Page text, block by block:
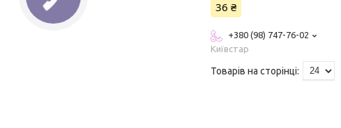
36 ₴
+380 (98) 747-76-02
Київстар